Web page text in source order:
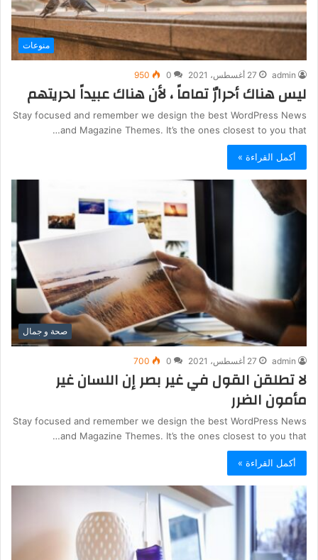
منوعات
admin 27 أغسطس، 2021 0
950
ليس هناك أحرارٌ تماماً ، لأن هناك عبيداً لحريتهم
Stay focused and remember we design the best WordPress News
and Magazine Themes. It’s the ones closest to you that…
أكمل القراءة »
صحة و جمال
admin 27 أغسطس، 2021 0
700
لا تطلقن القول في غير بصر إن اللسان غير
مأمون الضرر
Stay focused and remember we design the best WordPress News
and Magazine Themes. It’s the ones closest to you that…
أكمل القراءة »